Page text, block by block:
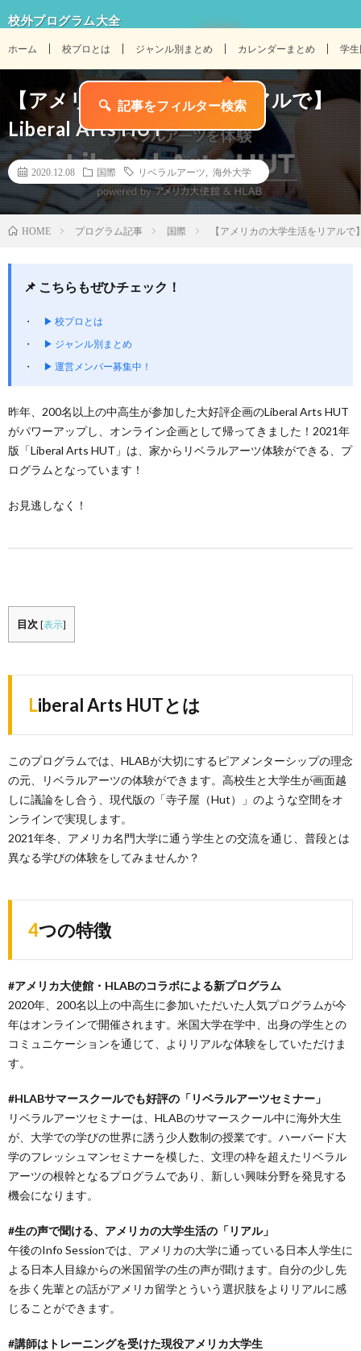
校外プログラム大全
ホーム 校プロとは ジャンル別まとめ カレンダーまとめ 学
【アメリカの大学生活をリアルで】
Liberal Arts HUT
2020.12.08 国際 リベラルアーツ 海外大学
HOME プログラム記事 国際 【アメリカの大学生活をリアルで
📌 こちらもぜひチェック！
▶ 校プロとは
▶ ジャンル別まとめ
▶ 運営メンバー募集中！
昨年、200名以上の中高生が参加した大好評企画のLiberal Arts HUT
がパワーアップし、オンライン企画として帰ってきました！2021年
版「Liberal Arts HUT」は、家からリベラルアーツ体験ができる、プ
ログラムとなっています！
お見逃しなく！
目次 [表示]
Liberal Arts HUTとは
このプログラムでは、HLABが大切にするピアメンターシップの理念
の元、リベラルアーツの体験ができます。高校生と大学生が画面越
しに議論をし合う、現代版の「寺子屋（Hut）」のような空間をオ
ンラインで実現します。
2021年冬、アメリカ名門大学に通う学生との交流を通じ、普段とは
異なる学びの体験をしてみませんか？
4つの特徴
#アメリカ大使館・HLABのコラボによる新プログラム
2020年、200名以上の中高生に参加いただいた人気プログラムが今
年はオンラインで開催されます。米国大学在学中、出身の学生との
コミュニケーションを通じて、よりリアルな体験をしていただけま
す。
#HLABサマースクールでも好評の「リベラルアーツセミナー」
リベラルアーツセミナーは、HLABのサマースクール中に海外大生
が、大学での学びの世界に誘う少人数制の授業です。ハーバード大
学のフレッシュマンセミナーを模した、文理の枠を超えたリベラル
アーツの根幹となるプログラムであり、新しい興味分野を発見する
機会になります。
#生の声で聞ける、アメリカの大学生活の「リアル」
午後のInfo Sessionでは、アメリカの大学に通っている日本人学生に
よる日本人目線からの米国留学の生の声が聞けます。自分の少し先
を歩く先輩との話がアメリカ留学とういう選択肢をよりリアルに感
じることができます。
#講師はトレーニングを受けた現役アメリカ大学生